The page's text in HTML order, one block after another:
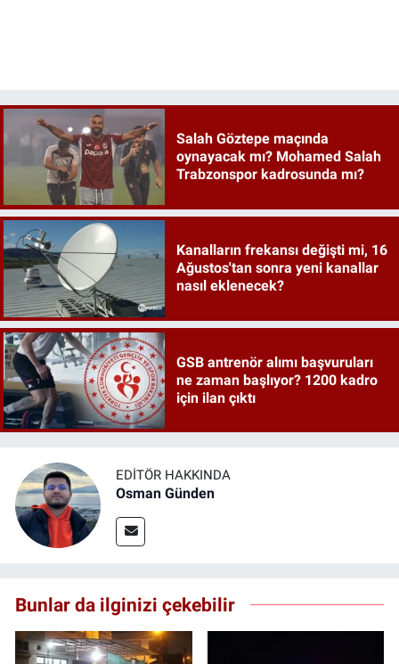
Salah Göztepe maçında
oynayacak mı? Mohamed Salah
Trabzonspor kadrosunda mı?
Kanalların frekansı değişti mi, 16
Ağustos'tan sonra yeni kanallar
nasıl eklenecek?
GSB antrenör alımı başvuruları
ne zaman başlıyor? 1200 kadro
için ilan çıktı
EDITÖR HAKKINDA
Osman Günden
Bunlar da ilginizi çekebilir